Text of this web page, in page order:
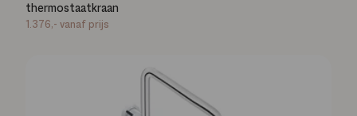
thermostaatkraan
1.376,- vanaf prijs